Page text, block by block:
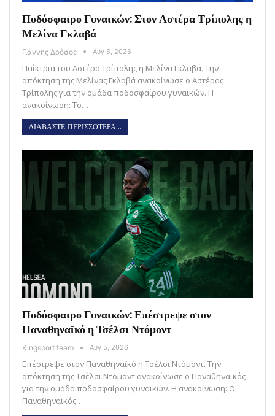
Ποδόσφαιρο Γυναικών: Στον Αστέρα Τρίπολης η
Μελίνα Γκλαβά
Γιάννης Δρόσος Αυγ 5, 2026
Παίκτρια του Αστέρα Τρίπολης η Μελίνα Γκλαβά. Την
απόκτηση της Μελίνας Γκλαβά ανακοίνωσε ο Αστέρας
Τρίπολης για την ομάδα ποδοσφαίρου γυναικών. Η
ανακοίνωση: Το…
ΔΙΑΒΑΣΤΕ ΠΕΡΙΣΣΟΤΕΡΑ...
Ποδόσφαιρο Γυναικών: Επέστρεψε στον
Παναθηναϊκό η Τσέλσι Ντόμοντ
Kingsport team Αυγ 5, 2026
Επέστρεψε στον Παναθηναϊκό η Τσέλσι Ντόμοντ. Την
απόκτηση της Τσέλσι Ντόμοντ ανακοίνωσε ο Παναθηναϊκός
για την ομάδα ποδοσφαίρου γυναικών. Η ανακοίνωση: Ο
Παναθηναϊκός…